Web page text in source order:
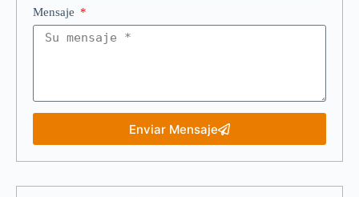
Mensaje
Enviar Mensaje